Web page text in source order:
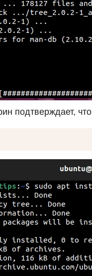
подтверждает,